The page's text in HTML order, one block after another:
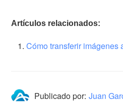
Artículos relacionados:
Cómo transferir imágenes
Publicado por: Juan